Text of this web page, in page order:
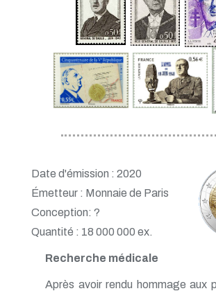
Date d'émission : 2020
Émetteur : Monnaie de Paris
Conception: ?
Quantité : 18 000 000 ex.
Recherche médicale
Après avoir rendu hommage aux